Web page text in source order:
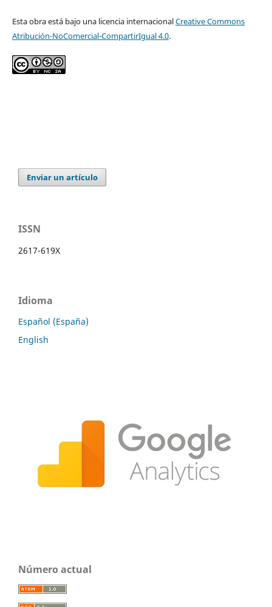
Esta obra está bajo una licencia internacionalCreative Commons
Atribución-NoComercial-CompartirIgual 4.0.
Enviar un artículo
ISSN
2617-619X
Idioma
Español (España)
English
Número actual